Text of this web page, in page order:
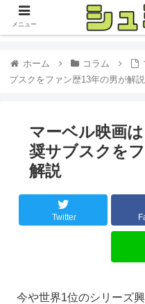
ホーム コラム
ブスクをファン歴13年の男が解説
マーベル映画
奨サブスクを
解説
Twitter
今や世界1位のシリーズ
メニュー